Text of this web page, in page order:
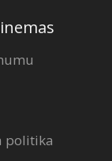
politika